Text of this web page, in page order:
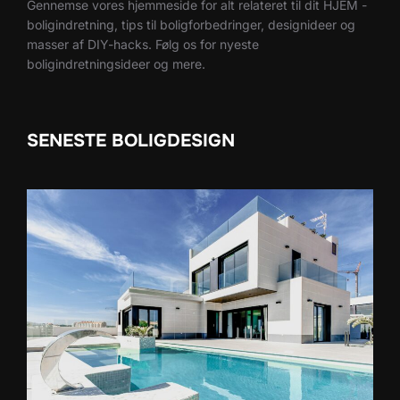
Gennemse vores hjemmeside for alt relateret til dit HJEM -
boligindretning, tips til boligforbedringer, designideer og
masser af DIY-hacks. Følg os for nyeste
boligindretningsideer og mere.
SENESTE BOLIGDESIGN